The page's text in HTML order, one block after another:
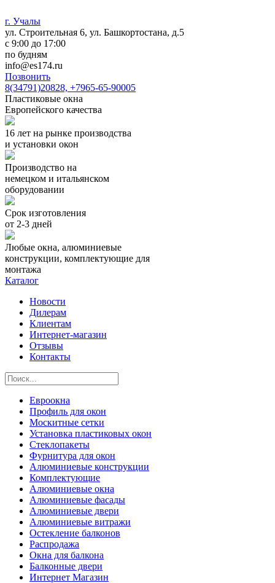
г. Учалы
ул. Строительная 6, ул. Башкортостана, д.5
c 9:00 до 17:00
по будням
info@es174.ru
Позвонить
8(34791)20828, +7965-65-90005
Пластиковые окна
Европейского качества
16 лет на рынке производства
и установки окон
Производство на
немецком и итальянском
оборудовании
Срок изготовления
от 2-3 дней
Любые окна, алюминиевые
конструкции, комплектующие для
монтажа
Каталог
Новости
Дилерам
Клиентам
Интернет-магазин
Отзывы
Контакты
Евроокна
Профиль для окон
Москитные сетки
Установка пластиковых окон
Стеклопакеты
Фурнитура для окон
Алюминиевые конструкции
Комплектующие
Алюминиевые окна
Алюминиевые фасады
Алюминиевые двери
Алюминиевые витражи
Остекление балконов
Распродажа
Окна для балкона
Балконные двери
Интернет Магазин